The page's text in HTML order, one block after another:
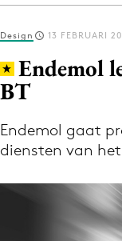
Log in
Volg het
Design 13 FEBRUARI
Endemol
BT
Endemol gaat
diensten van